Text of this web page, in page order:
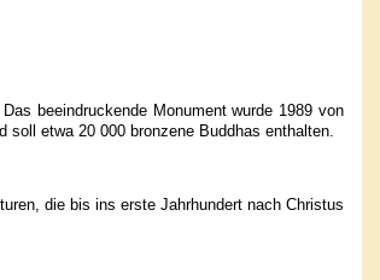
beeindruckende Monument wurde 1989 von
etwa 20 000 bronzene Buddhas enthalten.
die bis ins erste Jahrhundert nach Christus